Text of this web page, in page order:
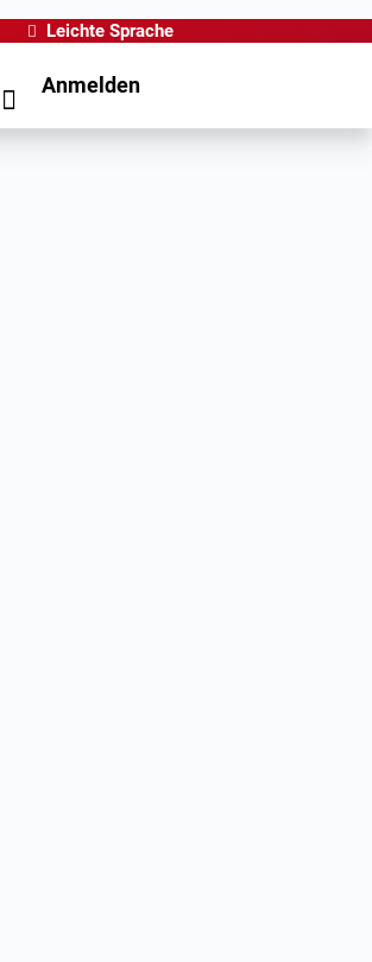
Leichte Sprache
Anmelden